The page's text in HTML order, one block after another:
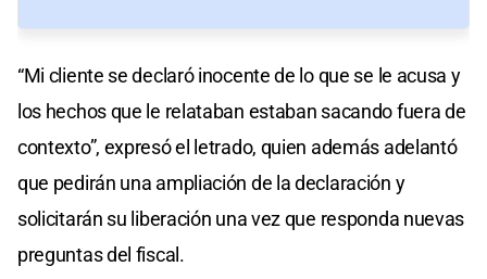
“Mi cliente se declaró inocente de lo que se le acusa y
los hechos que le relataban estaban sacando fuera de
contexto”, expresó el letrado, quien además adelantó
que pedirán una ampliación de la declaración y
solicitarán su liberación una vez que responda nuevas
preguntas del fiscal.